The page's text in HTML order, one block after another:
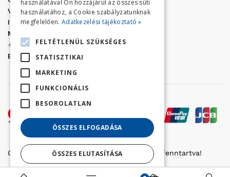
VÁR-Kert Áruház: 06 (56) 429-771
Iroda:06 (56) 421-857
Megrendelés, termék információ:
+36 (70) 938-3356
E-mail:
golfaruhaz@gmail.com
Copyright © 2022 Golfker Kft. - Minden jog fenntartva!
használatával Ön hozzájárul az összes süti
használatához, a Cookie szabályzatunknak
megfelelően. Adatkezelési tájékoztató »
FELTÉTLENÜL SZÜKSÉGES
STATISZTIKAI
MARKETING
FUNKCIONÁLIS
BESOROLATLAN
ÖSSZES ELFOGADÁSA
ÖSSZES ELUTASÍTÁSA